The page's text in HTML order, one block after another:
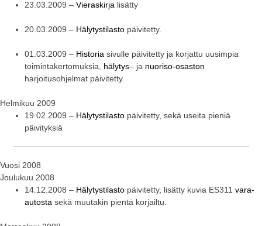
23.03.2009 – Vieraskirja lisätty
20.03.2009 – Hälytystilasto päivitetty.
01.03.2009 – Historia sivulle päivitetty ja korjattu uusimpia
toimintakertomuksia, hälytys– ja nuoriso-osaston
harjoitusohjelmat päivitetty.
Helmikuu 2009
19.02.2009 – Hälytystilasto päivitetty, sekä useita pieniä
päivityksiä
Vuosi 2008
Joulukuu 2008
14.12.2008 – Hälytystilasto päivitetty, lisätty kuvia ES311 vara-
autosta sekä muutakin pientä korjailtu.